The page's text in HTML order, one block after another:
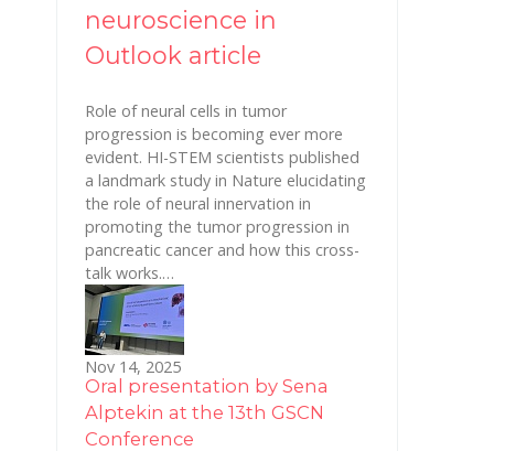
neuroscience in
Outlook article
Role of neural cells in tumor
progression is becoming ever more
evident. HI-STEM scientists published
a landmark study in Nature elucidating
the role of neural innervation in
promoting the tumor progression in
pancreatic cancer and how this cross-
talk works.…
Nov 14, 2025
Oral presentation by Sena
Alptekin at the 13th GSCN
Conference